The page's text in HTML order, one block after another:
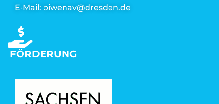
E-Mail: biwenav@dresden.de
FÖRDERUNG